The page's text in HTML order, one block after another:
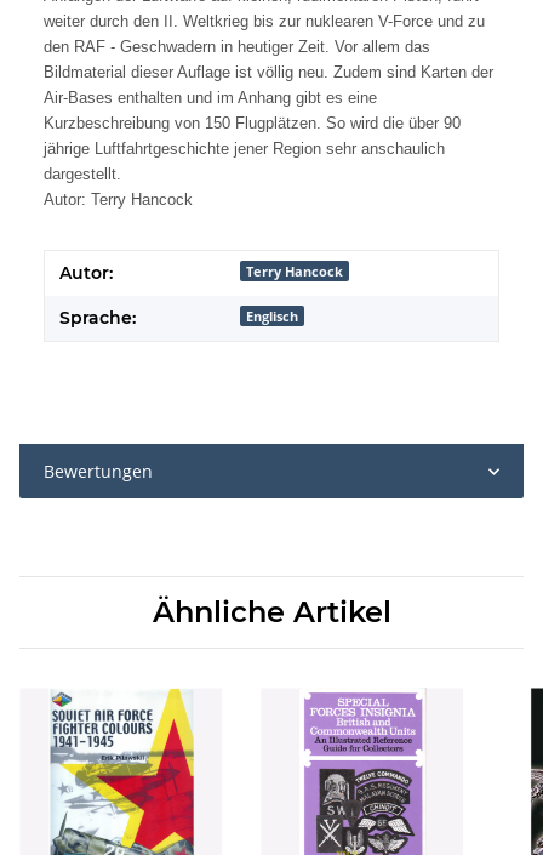
weiter durch den II. Weltkrieg bis zur nuklearen V-Force und zu
den RAF - Geschwadern in heutiger Zeit. Vor allem das
Bildmaterial dieser Auflage ist völlig neu. Zudem sind Karten der
Air-Bases enthalten und im Anhang gibt es eine
Kurzbeschreibung von 150 Flugplätzen. So wird die über 90
jährige Luftfahrtgeschichte jener Region sehr anschaulich
dargestellt.
Autor: Terry Hancock
Autor: Terry Hancock
Sprache: Englisch
Bewertungen
Ähnliche Artikel